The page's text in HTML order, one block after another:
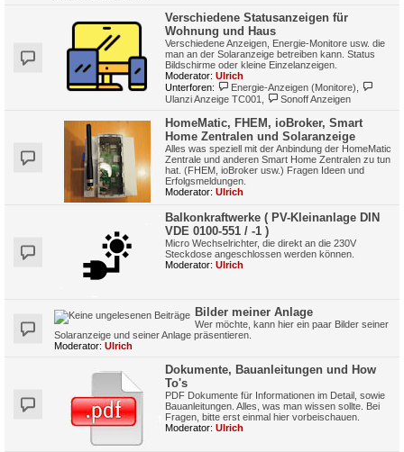
Verschiedene Statusanzeigen für
Wohnung und Haus
Verschiedene Anzeigen, Energie-Monitore usw. die
man an der Solaranzeige betreiben kann. Status
Bildschirme oder kleine Einzelanzeigen.
Moderator: Ulrich
Unterforen:
Energie-Anzeigen (Monitore)
Ulanzi Anzeige TC001
Sonoff Anzeigen
HomeMatic, FHEM, ioBroker, Smart
Home Zentralen und Solaranzeige
Alles was speziell mit der Anbindung der HomeMatic
Zentrale und anderen Smart Home Zentralen zu tun
hat. (FHEM, ioBroker usw.) Fragen Ideen und
Erfolgsmeldungen.
Moderator: Ulrich
Balkonkraftwerke ( PV-Kleinanlage DIN
VDE 0100-551 / -1 )
Micro Wechselrichter, die direkt an die 230V
Steckdose angeschlossen werden können.
Moderator: Ulrich
Bilder meiner Anlage
Wer möchte, kann hier ein paar Bilder seiner
Solaranzeige und seiner Anlage präsentieren.
Moderator: Ulrich
Dokumente, Bauanleitungen und How
To's
PDF Dokumente für Informationen im Detail, sowie
Bauanleitungen. Alles, was man wissen sollte. Bei
Fragen, bitte erst einmal hier vorbeischauen.
Moderator: Ulrich